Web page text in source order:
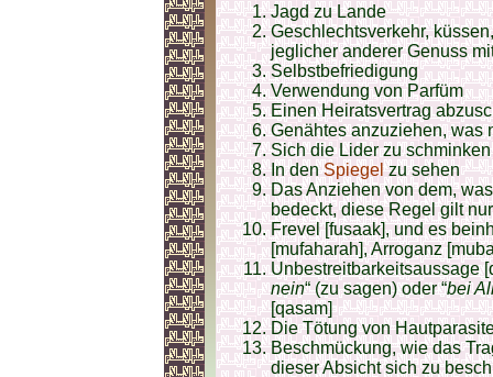
Jagd zu Lande
Geschlechtsverkehr,
jeglicher anderer Genuss
Selbstbefriedigung
Verwendung von Parfüm
Einen Heiratsvertrag
Genähtes anzuziehen, was
Sich die Lider zu schminken
In denSpiegelzu sehen
Das Anziehen von dem,
bedeckt, diese Regel gilt
Frevel [fusaak], und es
[mufaharah], Arroganz
Unbestreitbarkeitsaussage
nein“ (zu sagen) oder “bei
[qasam]
Die Tötung von
Beschmückung, wie das
dieser Absicht sich zu